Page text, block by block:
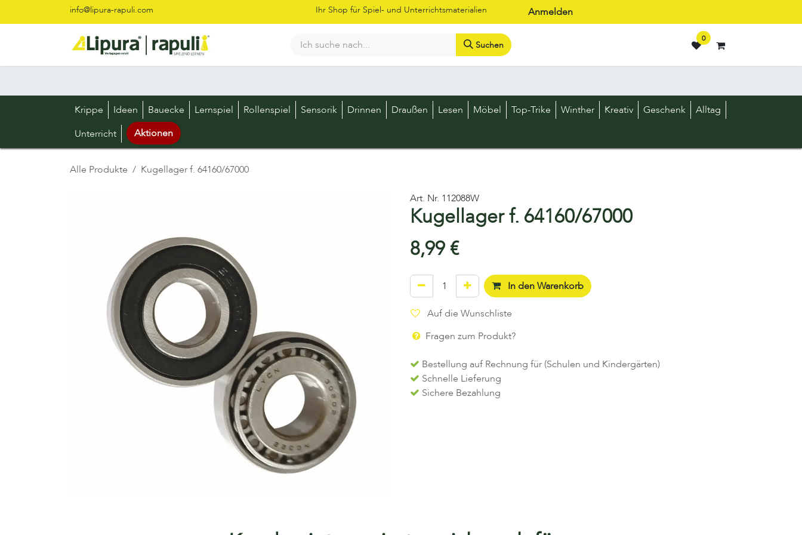
Zum Inhalt springeninfo@lipura-rapuli.com Ihr Shop für Spiel- und Unterrichtsmaterialien Anmelden
Suchen
0
Krippe Ideen Bauecke Lernspiel Rollenspiel Sensorik Drinnen Draußen Lesen Möbel Top-Trike Winther Kreativ Geschenk
Alltag
Unterricht
Aktionen
Alle Produkte Kugellager f. 64160/67000
Art. Nr. 112088W
Kugellager f. 64160/67000
8,99€
In den Warenkorb
Auf die Wunschliste
Fragen zum Produkt?
Bestellung auf Rechnung für (Schulen und Kindergärten)
Schnelle Lieferung
Sichere Bezahlung